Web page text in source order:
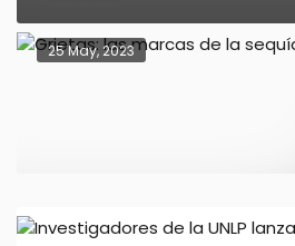
25 May, 2023